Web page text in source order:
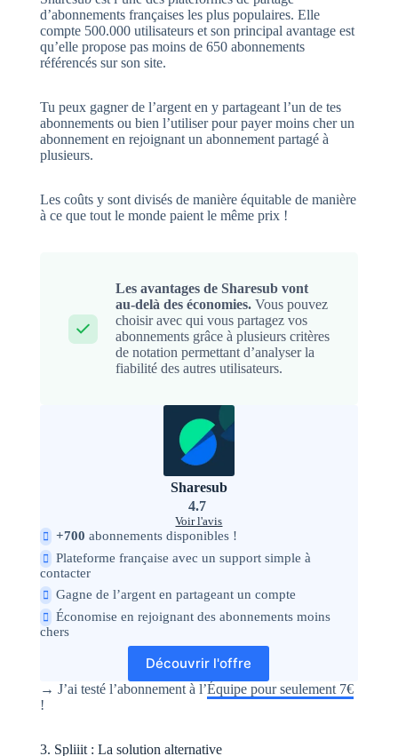
d’abonnements françaises les plus populaires. Elle
compte 500.000 utilisateurs et son principal avantage est
qu’elle propose pas moins de 650 abonnements
référencés sur son site.
Tu peux gagner de l’argent en y partageant l’un de tes
abonnements ou bien l’utiliser pour payer moins cher un
abonnement en rejoignant un abonnement partagé à
plusieurs.
Les coûts y sont divisés de manière équitable de manière
à ce que tout le monde paient le même prix !
Les avantages de Sharesub vont
au-delà des économies.Vous pouvez
choisir avec qui vous partagez vos
abonnements grâce à plusieurs critères
de notation permettant d’analyser la
fiabilité des autres utilisateurs.
Sharesub
4.7
Voir l'avis
+700 abonnements disponibles !
Plateforme française avec un support simple à
contacter
Gagne de l’argent en partageant un compte
Économise en rejoignant des abonnements moins
chers
Découvrir l'offre
→ J’ai testé l’abonnement à l’Équipe pour seulement 7€
!
3. Spliiit : La solution alternative